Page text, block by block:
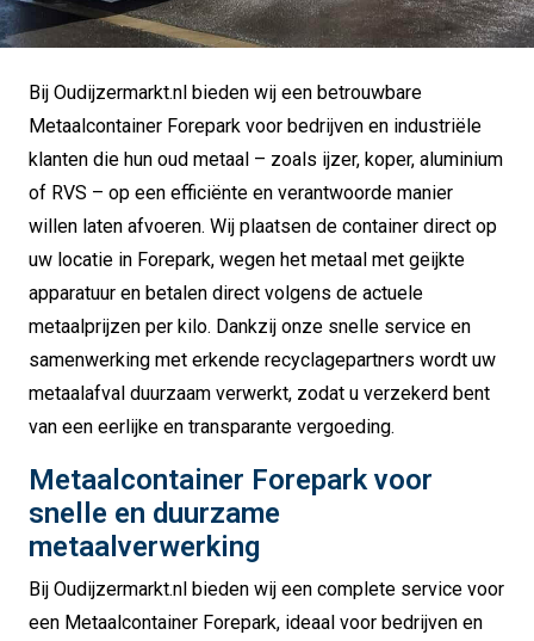
Bij Oudijzermarkt.nl bieden wij een betrouwbare
Metaalcontainer Forepark voor bedrijven en industriële
klanten die hun oud metaal – zoals ijzer, koper, aluminium
of RVS – op een efficiënte en verantwoorde manier
willen laten afvoeren. Wij plaatsen de container direct op
uw locatie in Forepark, wegen het metaal met geijkte
apparatuur en betalen direct volgens de actuele
metaalprijzen per kilo. Dankzij onze snelle service en
samenwerking met erkende recyclagepartners wordt uw
metaalafval duurzaam verwerkt, zodat u verzekerd bent
van een eerlijke en transparante vergoeding.
Metaalcontainer Forepark voor
snelle en duurzame
metaalverwerking
Bij Oudijzermarkt.nl bieden wij een complete service voor
een Metaalcontainer Forepark, ideaal voor bedrijven en